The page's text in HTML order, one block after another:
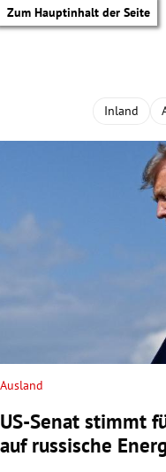
Zum Hauptinhalt der Seite
Untermenü
Untermenü
Inland
Ausland
US-Senat stimmt
auf russische